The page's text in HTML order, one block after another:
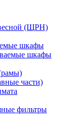
(ЩРН)
шкафы
шкафы
части)
фильтры